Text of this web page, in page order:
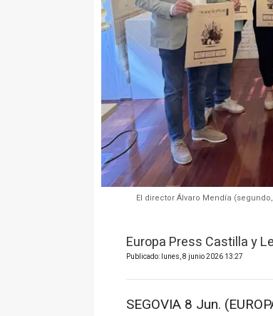
El director Álvaro Mendía
Europa Press Castilla y
Publicado: lunes, 8 junio 2026 13:27
SEGOVIA 8 Jun.